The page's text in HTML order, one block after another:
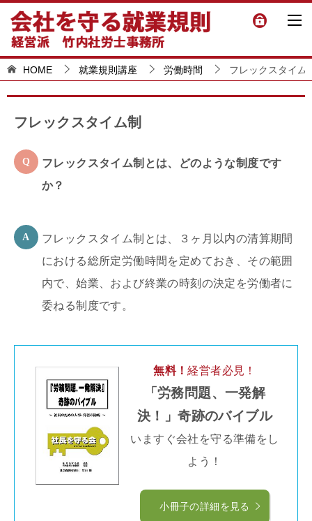
HOME 就業規則講座 労働時間 フレックスタイム
フレックスタイム制
フレックスタイム制とは、どのような制度です
か？
フレックスタイム制とは、３ヶ月以内の清算期間
における総所定労働時間を定めておき、その範囲
内で、始業、および終業の時刻の決定を労働者に
委ねる制度です。
無料！経営者必見！
「労務問題、一発解
決！」奇跡のバイブル
いますぐ会社を守る準備をし
よう！
小冊子の詳細を見る